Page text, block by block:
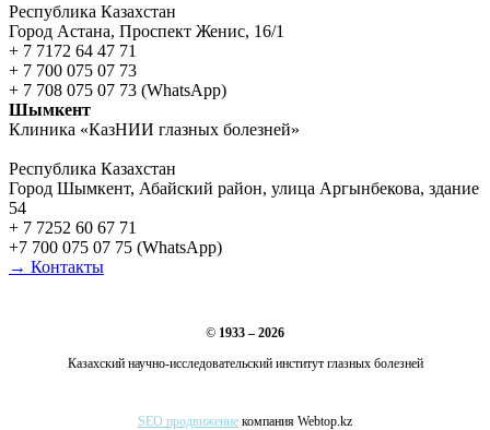
Республика Казахстан
Город Астана, Проспект Женис, 16/1
+ 7 7172 64 47 71
+ 7 700 075 07 73
+ 7 708 075 07 73 (WhatsApp)
Шымкент
Клиника «КазНИИ глазных болезней»
Республика Казахстан
Город Шымкент, Абайский район, улица Аргынбекова, здание
54
+ 7 7252 60 67 71
+7 700 075 07 75 (WhatsApp)
→ Контакты
© 1933 – 2026
Казахский научно-исследовательский институт глазных болезней
SEO продвижение компания Webtop.kz